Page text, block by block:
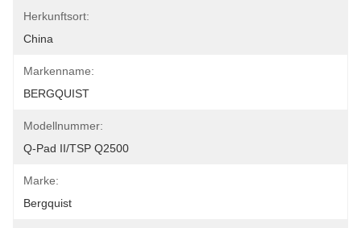
Herkunftsort:
China
Markenname:
BERGQUIST
Modellnummer:
Q-Pad II/TSP Q2500
Marke:
Bergquist